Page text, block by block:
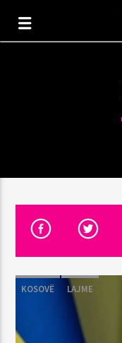
TITLE
KOSOVË LAJME